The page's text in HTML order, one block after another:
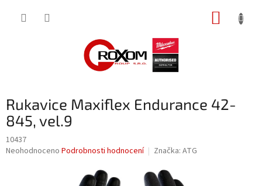
Rukavice Maxiflex Endurance 42-
845, vel.9
10437
Průměrné
Neohodnoceno Podrobnosti hodnocení Značka: ATG